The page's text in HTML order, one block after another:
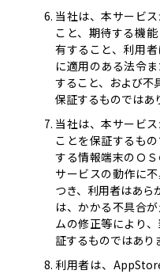
当社は、本サービ
こと、期待する機
有すること、利用
に適用のある法令
すること、および不
保証するものではあ
当社は、本サービ
ことを保証するも
する情報端末のＯ
サービスの動作に
つき、利用者はあら
は、かかる不具合
ムの修正等により
証するものではあり
利用者は、